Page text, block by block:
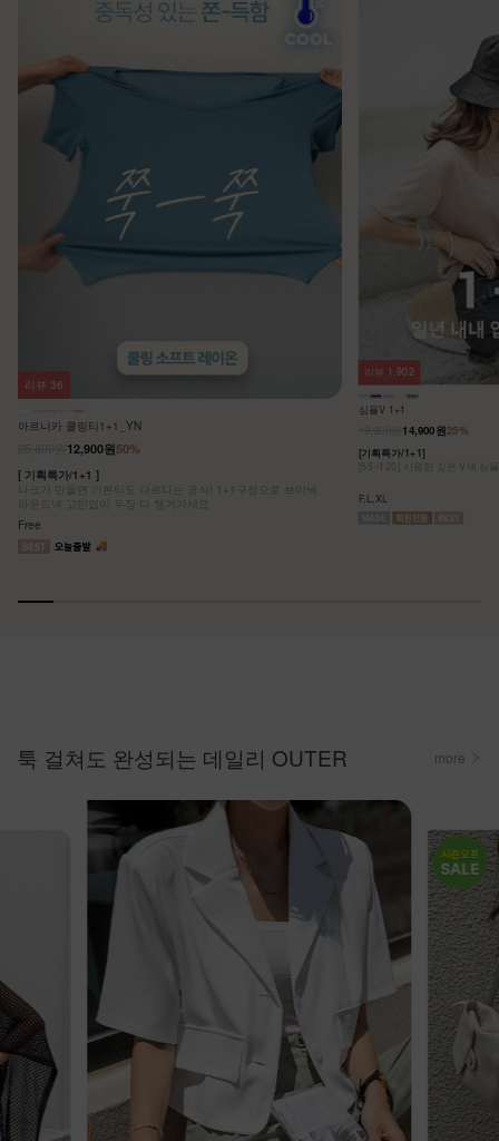
아르니카 쿨링티1+1_YN
50%
12,900원
[ 기획특가/1+1 ]
나크가 만들면 기본티도 다르다는 공식! 1+1구성으로 브이넥
라운드넥 고민없이 두장 다 챙겨가세요
Free
리뷰 36
심플V 1+1
25%
14,900원
[기획특가/1+1]
[55~120] 시원한 깊은 V넥 심
F,L,XL
리뷰 1,902
툭 걸쳐도 완성되는 데일리 OUTER more